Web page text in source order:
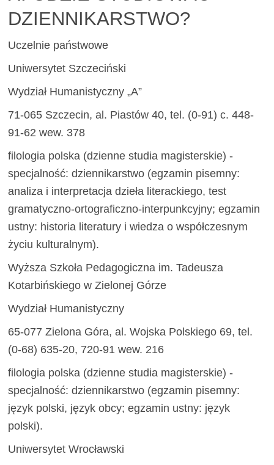
DZIENNIKARSTWO?
Uczelnie państwowe
Uniwersytet Szczeciński
Wydział Humanistyczny „A”
71-065 Szczecin, al. Piastów 40, tel. (0-91) c. 448-
91-62 wew. 378
filologia polska (dzienne studia magisterskie) -
specjalność: dziennikarstwo (egzamin pisemny:
analiza i interpretacja dzieła literackiego, test
gramatyczno-ortograficzno-interpunkcyjny; egzamin
ustny: historia literatury i wiedza o współczesnym
życiu kulturalnym).
Wyższa Szkoła Pedagogiczna im. Tadeusza
Kotarbińskiego w Zielonej Górze
Wydział Humanistyczny
65-077 Zielona Góra, al. Wojska Polskiego 69, tel.
(0-68) 635-20, 720-91 wew. 216
filologia polska (dzienne studia magisterskie) -
specjalność: dziennikarstwo (egzamin pisemny:
język polski, język obcy; egzamin ustny: język
polski).
Uniwersytet Wrocławski